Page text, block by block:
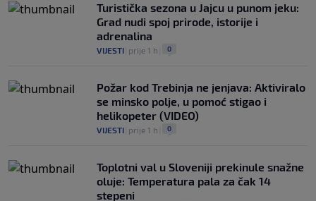
Turistička sezona u Jajcu u punom jeku:
Grad nudi spoj prirode, istorije i
adrenalina
VIJESTI prije 1 h 0
Požar kod Trebinja ne jenjava: Aktiviralo
se minsko polje, u pomoć stigao i
helikopeter (VIDEO)
VIJESTI prije 1 h 0
Toplotni val u Sloveniji prekinule snažne
oluje: Temperatura pala za čak 14
stepeni